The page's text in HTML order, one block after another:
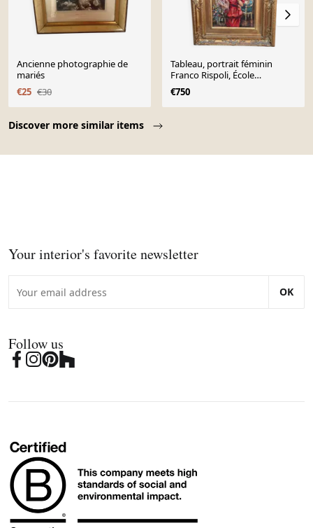
Discover more similar items
Ancienne photographie de
mariés
€25 €30
Tableau, portrait féminin
Franco Rispoli, École
napolitaine
€750
Your interior's favorite newsletter
OK
Follow us